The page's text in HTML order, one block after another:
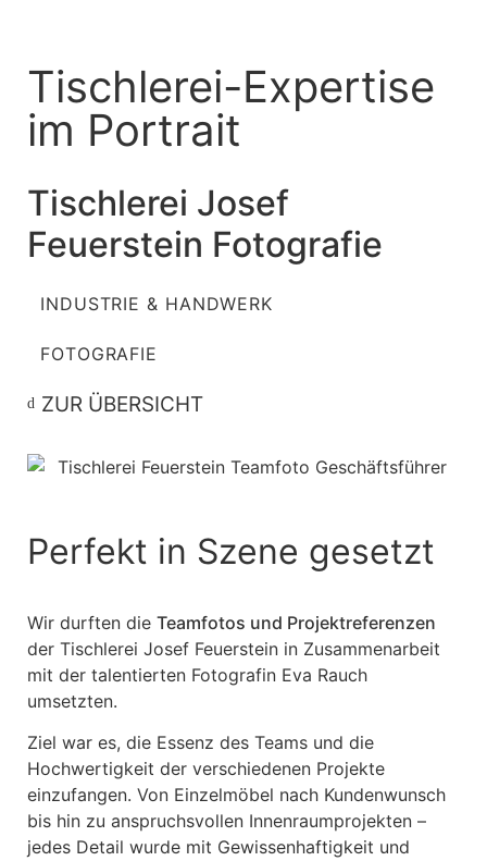
Tischlerei-Expertise
im Portrait
Tischlerei Josef
Feuerstein Fotografie
INDUSTRIE & HANDWERK
FOTOGRAFIE
ZUR ÜBERSICHT
Perfekt in Szene gesetzt
Wir durften die Teamfotos und Projektreferenzen
der Tischlerei Josef Feuerstein in Zusammenarbeit
mit der talentierten Fotografin Eva Rauch
umsetzten.
Ziel war es, die Essenz des Teams und die
Hochwertigkeit der verschiedenen Projekte
einzufangen. Von Einzelmöbel nach Kundenwunsch
bis hin zu anspruchsvollen Innenraumprojekten –
jedes Detail wurde mit Gewissenhaftigkeit und